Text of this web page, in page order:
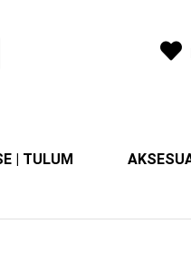
| TULUM